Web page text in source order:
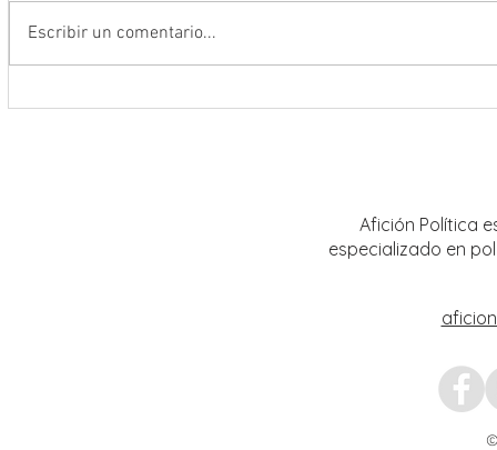
Escribir un comentario...
Afición Política
especializado en